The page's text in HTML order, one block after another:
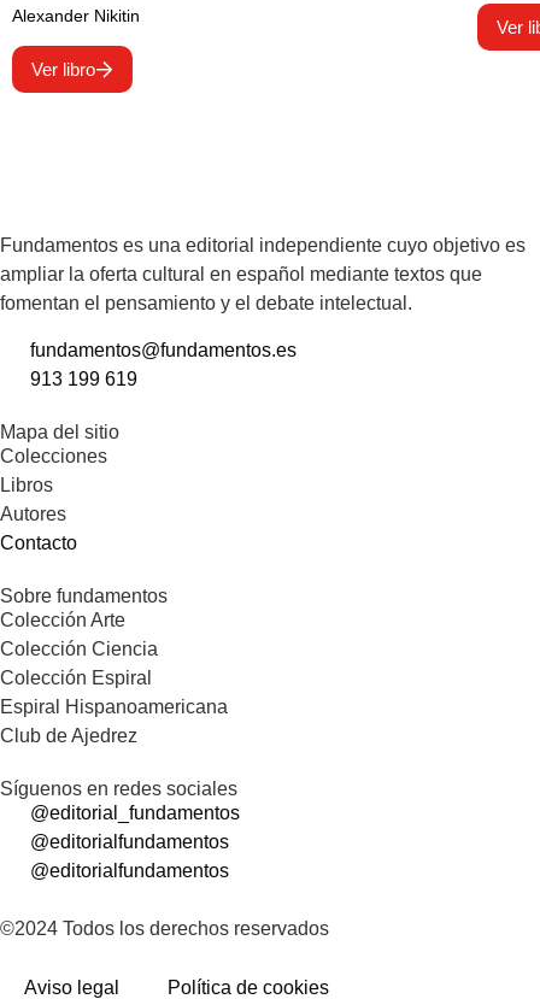
Alexander Nikitin
Ver libro
Ver
Fundamentos es una editorial independiente cuyo objetivo es
ampliar la oferta cultural en español mediante textos que
fomentan el pensamiento y el debate intelectual.
fundamentos@fundamentos.es
913 199 619
Mapa del sitio
Colecciones
Libros
Autores
Contacto
Sobre fundamentos
Colección Arte
Colección Ciencia
Colección Espiral
Espiral Hispanoamericana
Club de Ajedrez
Síguenos en redes sociales
@editorial_fundamentos
@editorialfundamentos
@editorialfundamentos
©2024 Todos los derechos reservados
Aviso legal Política de cookies